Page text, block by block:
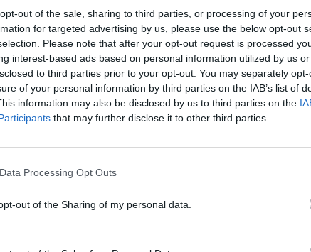
out of the sale, sharing to third parties, or processing of your
for targeted advertising by us, please use the below opt-out
Please note that after your opt-out request is processed
interest-based ads based on personal information utilized by us
to third parties prior to your opt-out. You may separately
of your personal information by third parties on the IAB’s list of
information may also be disclosed by us to third parties on the
that may further disclose it to other third parties.
Processing Opt Outs
out of the Sharing of my personal data.
simple à utiliser en cas de rétention d’eau au